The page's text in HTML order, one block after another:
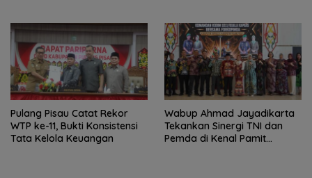
Pulang Pisau Catat Rekor
WTP ke-11, Bukti Konsistensi
Tata Kelola Keuangan
Wabup Ahmad Jayadikarta
Tekankan Sinergi TNI dan
Pemda di Kenal Pamit